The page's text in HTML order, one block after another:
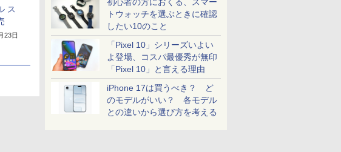
トウォッチを選ぶときに確認
したい10のこと
「Pixel 10」シリーズいよい
よ登場、コスパ最優秀が無印
「Pixel 10」と言える理由
iPhone 17は買うべき？ ど
のモデルがいい？ 各モデル
との違いから選び方を考える
ス
23日